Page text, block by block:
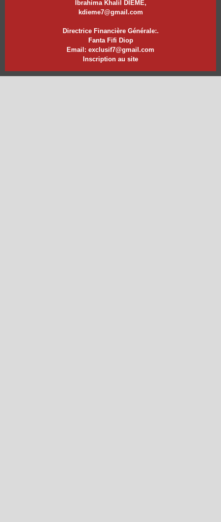
Ibrahima Khalil DIEME,
kdieme7@gmail.com
Directrice Financière Générale:.
Fanta Fifi Diop
Email: exclusif7@gmail.com
Inscription au site